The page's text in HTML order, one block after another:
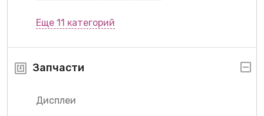
Еще 11 категорий
Запчасти
Дисплеи